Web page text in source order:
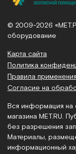
© 2009-2026
оборудование
Карта сайта
Политика
Правила
Согласие на
Вся информация на
магазина MET.RU.
без разрешения
Материалы,
информационный